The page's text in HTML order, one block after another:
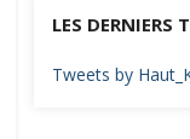
LES DERNIERS
Tweets by